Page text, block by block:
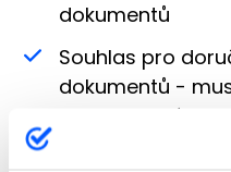
dokumentů
Souhlas pro
dokumentů -
kvalifikovaným